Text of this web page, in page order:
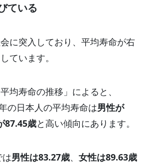
ている
に突入しており、平均寿命が右
ています。
均寿命の推移」によると、
の日本人の平均寿命は男性が
87.45歳と高い傾向にあります。
は男性は83.27歳、 女性は89.63歳